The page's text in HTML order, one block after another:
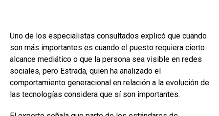
Uno de los especialistas consultados explicó que cuando
son más importantes es cuando el puesto requiera cierto
alcance mediático o que la persona sea visible en redes
sociales, pero Estrada, quien ha analizado el
comportamiento generacional en relación a la evolución de
las tecnologías considera que sí son importantes.